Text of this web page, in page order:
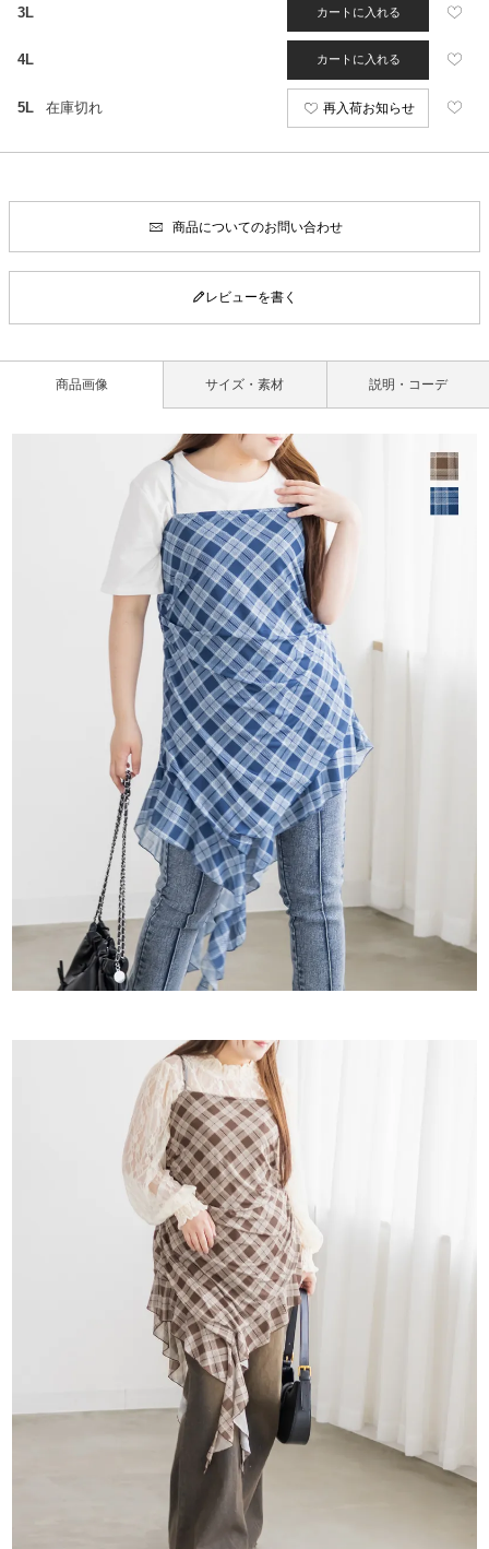
3L カートに入れる
4L カートに入れる
5L 在庫切れ 再入荷お知らせ
商品についてのお問い合わせ
レビューを書く
商品画像 サイズ・素材 説明・コーデ